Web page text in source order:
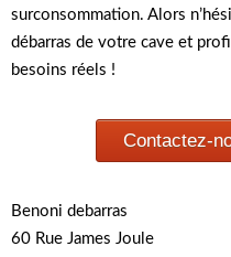
surconsommation. Alors
débarras de votre cave et
besoins réels !
Contactez-
Benoni debarras
60 Rue James Joule